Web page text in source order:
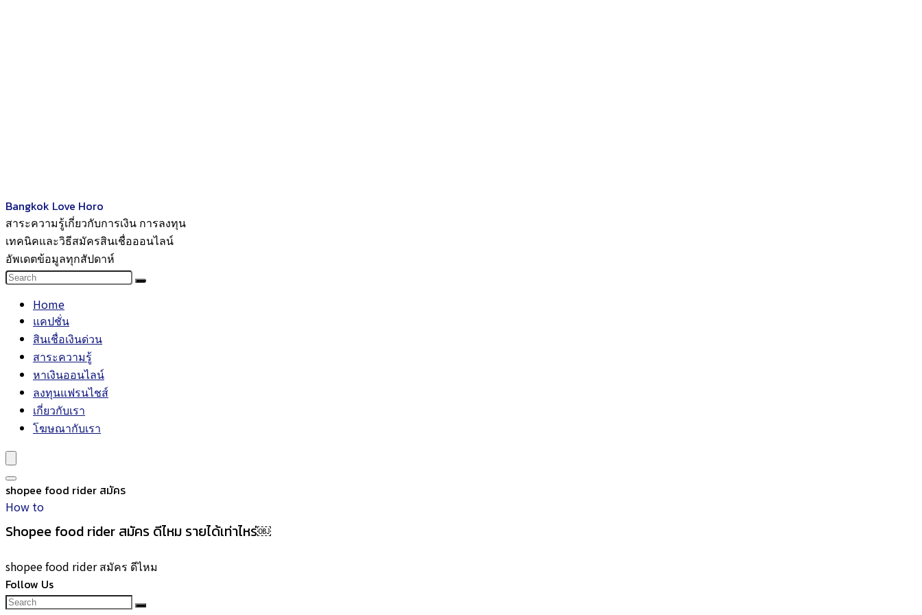
Bangkok Love Horo
สาระความรู้เกี่ยวกับการเงิน การลงทุน
เทคนิคและวิธีสมัครสินเชื่อออนไลน์
อัพเดตข้อมูลทุกสัปดาห์
Home
แคปชั่น
สินเชื่อเงินด่วน
สาระความรู้
หาเงินออนไลน์
ลงทุนแฟรนไชส์
เกี่ยวกับเรา
โฆษณากับเรา
shopee food rider สมัคร
How to
Shopee food rider สมัคร ดีไหม รายได้เท่าไหร่￼
shopee food rider สมัคร ดีไหม
Follow Us